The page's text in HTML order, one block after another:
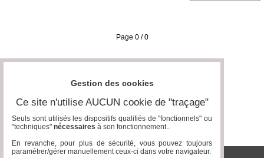
Gazette
Médias
du
groupe
Blogs
Prémium
Page 0 / 0
Gestion des cookies
Ce site n'utilise AUCUN cookie de "traçage"
Seuls sont utilisés les dispositifs qualifiés de "fonctionnels" ou
"techniques" nécessaires à son fonctionnement..
En revanche, pour plus de sécurité, vous pouvez toujours
paramétrer/gérer manuellement ceux-ci dans votre navigateur.